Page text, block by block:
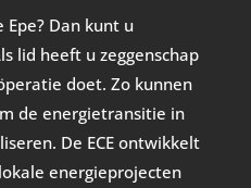
Dan kunt u
lid heeft u zeggenschap
doet. Zo kunnen
de energietransitie in
De ECE ontwikkelt
energieprojecten